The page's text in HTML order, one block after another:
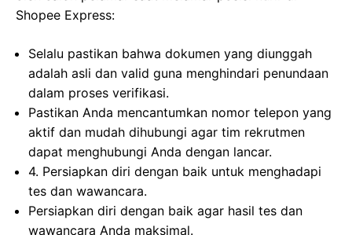
Shopee Express:
Selalu pastikan bahwa dokumen yang diunggah
adalah asli dan valid guna menghindari penundaan
dalam proses verifikasi.
Pastikan Anda mencantumkan nomor telepon yang
aktif dan mudah dihubungi agar tim rekrutmen
dapat menghubungi Anda dengan lancar.
4. Persiapkan diri dengan baik untuk menghadapi
tes dan wawancara.
Persiapkan diri dengan baik agar hasil tes dan
wawancara Anda maksimal.